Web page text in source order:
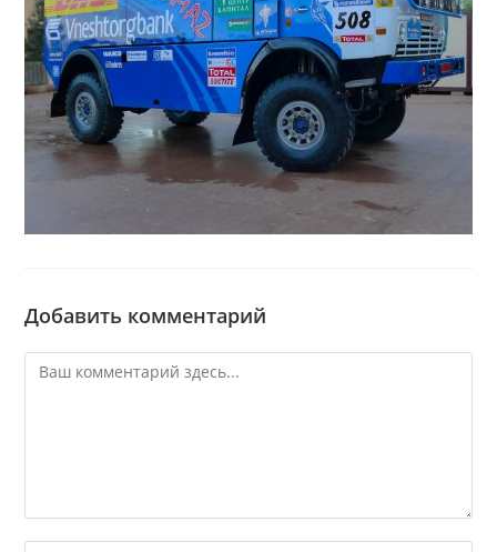
Добавить комментарий
Комментарий